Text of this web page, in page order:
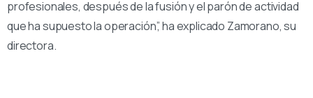
profesionales, después de la fusión y el parón de actividad
que ha supuesto la operación”, ha explicado Zamorano, su
directora.